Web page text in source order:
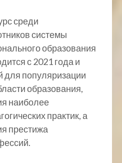
среди
системы
образования
с 2021 года и
для популяризации
образования,
наиболее
практик, а
престижа